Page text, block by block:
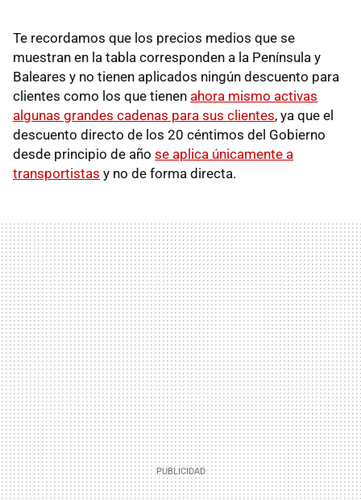
Te recordamos que los precios medios que se
muestran en la tabla corresponden a la Península y
Baleares y no tienen aplicados ningún descuento para
clientes como los que tienen ahora mismo activas
algunas grandes cadenas para sus clientes, ya que el
descuento directo de los 20 céntimos del Gobierno
desde principio de año se aplica únicamente a
transportistas y no de forma directa.